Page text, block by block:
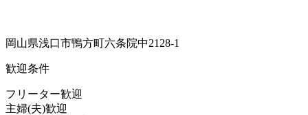
岡山県浅口市鴨方町六条院中2128-1
歓迎条件
フリーター歓迎
主婦(夫)歓迎